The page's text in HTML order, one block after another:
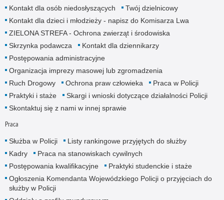
Kontakt dla osób niedosłyszących
Twój dzielnicowy
Kontakt dla dzieci i młodzieży - napisz do Komisarza Lwa
ZIELONA STREFA - Ochrona zwierząt i środowiska
Skrzynka podawcza
Kontakt dla dziennikarzy
Postępowania administracyjne
Organizacja imprezy masowej lub zgromadzenia
Ruch Drogowy
Ochrona praw człowieka
Praca w Policji
Praktyki i staże
Skargi i wnioski dotyczące działalności Policji
Skontaktuj się z nami w innej sprawie
Praca
Służba w Policji
Listy rankingowe przyjętych do służby
Kadry
Praca na stanowiskach cywilnych
Postępowania kwalifikacyjne
Praktyki studenckie i staże
Ogłoszenia Komendanta Wojewódzkiego Policji o przyjęciach do
służby w Policji